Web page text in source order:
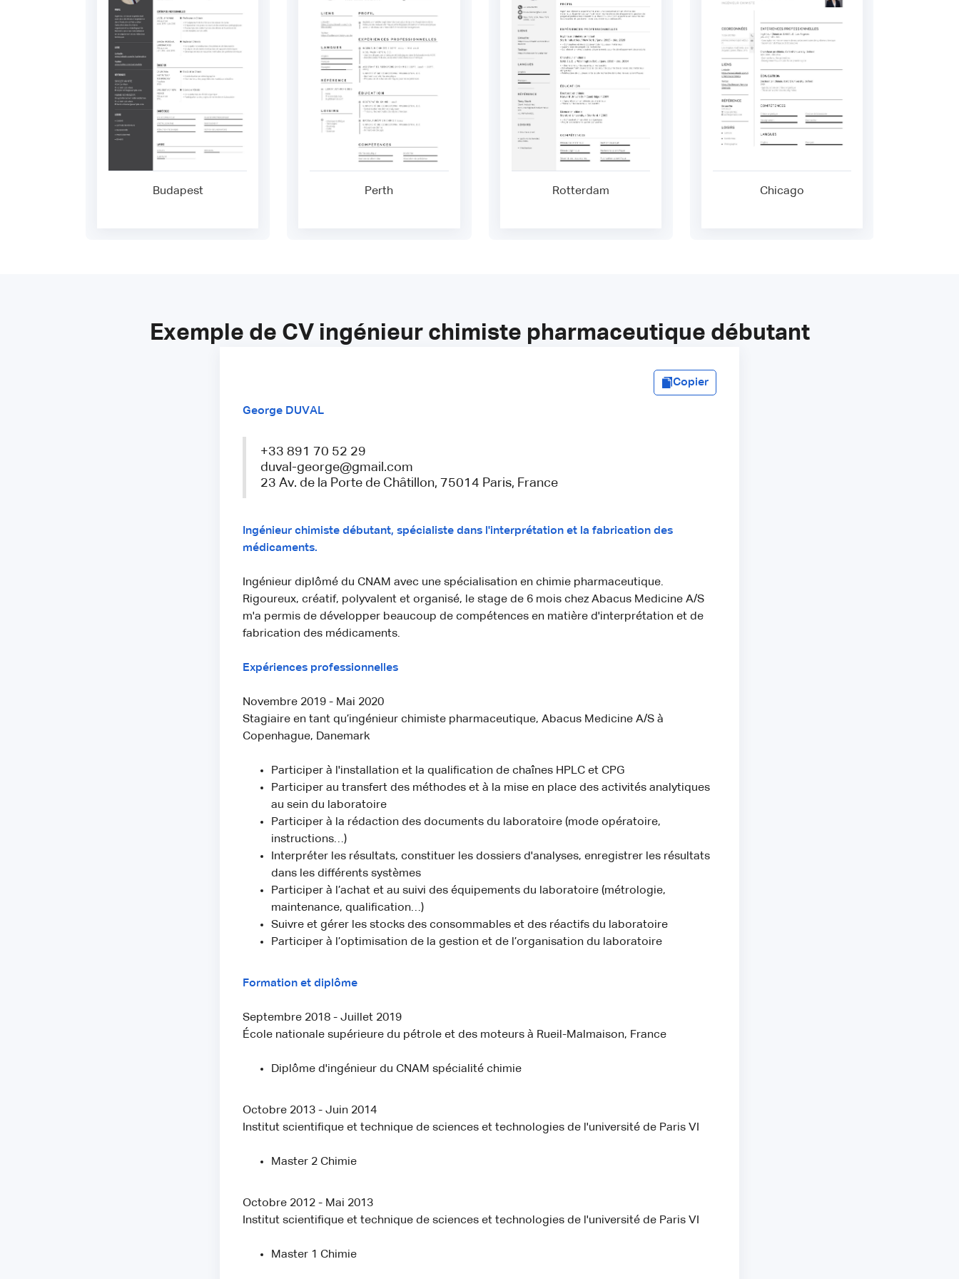
Budapest Perth Rotterdam Chicago
Exemple de CV ingénieur chimiste pharmaceutique débutant
Copier
George DUVAL
+33 891 70 52 29
duval-george@gmail.com
23 Av. de la Porte de Châtillon, 75014 Paris, France
Ingénieur chimiste débutant, spécialiste dans l'interprétation et la fabrication des
médicaments.
Ingénieur diplômé du CNAM avec une spécialisation en chimie pharmaceutique.
Rigoureux, créatif, polyvalent et organisé, le stage de 6 mois chez Abacus Medicine A/S
m'a permis de développer beaucoup de compétences en matière d'interprétation et de
fabrication des médicaments.
Expériences professionnelles
Novembre 2019 - Mai 2020
Stagiaire en tant qu’ingénieur chimiste pharmaceutique, Abacus Medicine A/S à
Copenhague, Danemark
Participer à l'installation et la qualification de chaînes HPLC et CPG
Participer au transfert des méthodes et à la mise en place des activités analytiques
au sein du laboratoire
Participer à la rédaction des documents du laboratoire (mode opératoire,
instructions…)
Interpréter les résultats, constituer les dossiers d'analyses, enregistrer les résultats
dans les différents systèmes
Participer à l’achat et au suivi des équipements du laboratoire (métrologie,
maintenance, qualification…)
Suivre et gérer les stocks des consommables et des réactifs du laboratoire
Participer à l’optimisation de la gestion et de l’organisation du laboratoire
Formation et diplôme
Septembre 2018 - Juillet 2019
École nationale supérieure du pétrole et des moteurs à Rueil-Malmaison, France
Diplôme d'ingénieur du CNAM spécialité chimie
Octobre 2013 - Juin 2014
Institut scientifique et technique de sciences et technologies de l'université de Paris VI
Master 2 Chimie
Octobre 2012 - Mai 2013
Institut scientifique et technique de sciences et technologies de l'université de Paris VI
Master 1 Chimie